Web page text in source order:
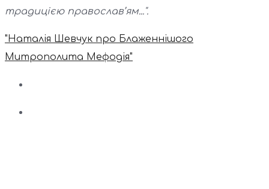
традицією православ’ям...".
"Наталія Шевчук про Блаженнішого
Митрополита Мефодія"